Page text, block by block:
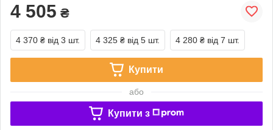
4 505 ₴
4 370 ₴ від 3 шт. 4 325 ₴ від 5 шт. 4 280 ₴ від 7 шт.
Купити
або
Купити з